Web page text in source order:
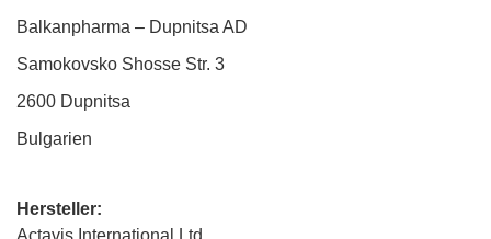
Balkanpharma – Dupnitsa AD
Samokovsko Shosse Str. 3
2600 Dupnitsa
Bulgarien
Hersteller:
Actavis International Ltd.